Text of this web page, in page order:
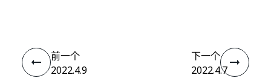
前一个
2022.4.9
下一个
2022.4.7